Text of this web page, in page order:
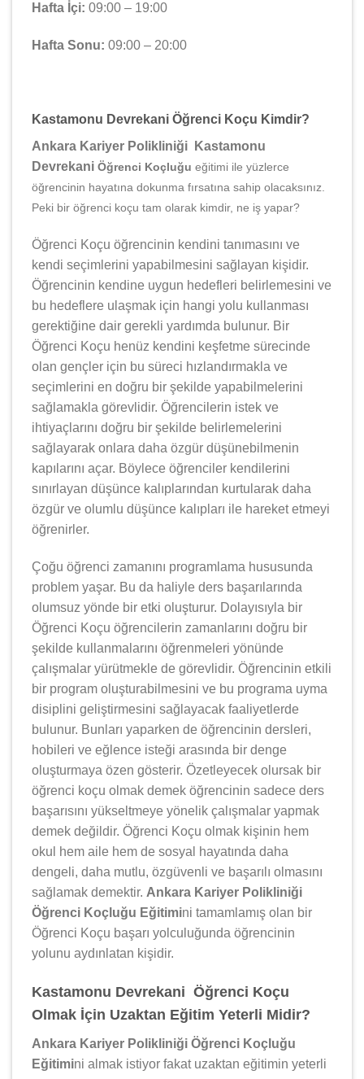
Hafta İçi: 09:00 – 19:00
Hafta Sonu: 09:00 – 20:00
Kastamonu Devrekani Öğrenci Koçu Kimdir?
Ankara Kariyer Polikliniği Kastamonu
Devrekani Öğrenci Koçluğu eğitimi ile yüzlerce
öğrencinin hayatına dokunma fırsatına sahip olacaksınız.
Peki bir öğrenci koçu tam olarak kimdir, ne iş yapar?
Öğrenci Koçu öğrencinin kendini tanımasını ve
kendi seçimlerini yapabilmesini sağlayan kişidir.
Öğrencinin kendine uygun hedefleri belirlemesini ve
bu hedeflere ulaşmak için hangi yolu kullanması
gerektiğine dair gerekli yardımda bulunur. Bir
Öğrenci Koçu henüz kendini keşfetme sürecinde
olan gençler için bu süreci hızlandırmakla ve
seçimlerini en doğru bir şekilde yapabilmelerini
sağlamakla görevlidir. Öğrencilerin istek ve
ihtiyaçlarını doğru bir şekilde belirlemelerini
sağlayarak onlara daha özgür düşünebilmenin
kapılarını açar. Böylece öğrenciler kendilerini
sınırlayan düşünce kalıplarından kurtularak daha
özgür ve olumlu düşünce kalıpları ile hareket etmeyi
öğrenirler.
Çoğu öğrenci zamanını programlama hususunda
problem yaşar. Bu da haliyle ders başarılarında
olumsuz yönde bir etki oluşturur. Dolayısıyla bir
Öğrenci Koçu öğrencilerin zamanlarını doğru bir
şekilde kullanmalarını öğrenmeleri yönünde
çalışmalar yürütmekle de görevlidir. Öğrencinin etkili
bir program oluşturabilmesini ve bu programa uyma
disiplini geliştirmesini sağlayacak faaliyetlerde
bulunur. Bunları yaparken de öğrencinin dersleri,
hobileri ve eğlence isteği arasında bir denge
oluşturmaya özen gösterir. Özetleyecek olursak bir
öğrenci koçu olmak demek öğrencinin sadece ders
başarısını yükseltmeye yönelik çalışmalar yapmak
demek değildir. Öğrenci Koçu olmak kişinin hem
okul hem aile hem de sosyal hayatında daha
dengeli, daha mutlu, özgüvenli ve başarılı olmasını
sağlamak demektir. Ankara Kariyer Polikliniği
Öğrenci Koçluğu Eğitimini tamamlamış olan bir
Öğrenci Koçu başarı yolculuğunda öğrencinin
yolunu aydınlatan kişidir.
Kastamonu Devrekani Öğrenci Koçu
Olmak İçin Uzaktan Eğitim Yeterli Midir?
Ankara Kariyer Polikliniği Öğrenci Koçluğu
Eğitimini almak istiyor fakat uzaktan eğitimin yeterli